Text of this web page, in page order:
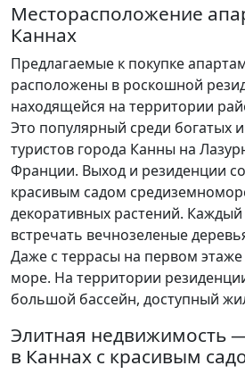
Месторасположение
Каннах
Предлагаемые к покупке
расположены в роскошной
находящейся на территории
Это популярный среди богатых
туристов города Канны на
Франции. Выход и резиденции
красивым садом
декоративных растений. Каждый
встречать вечнозеленые
Даже с террасы на первом
море. На территории
большой бассейн, доступный
Элитная недвижимость
в Каннах с красивым